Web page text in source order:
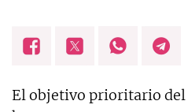
El objetivo prioritario del